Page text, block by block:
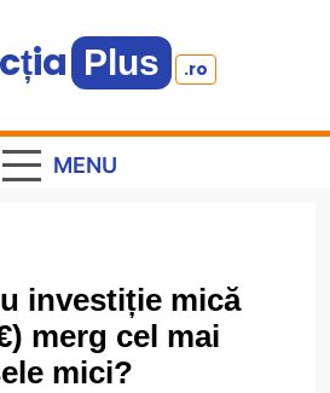
Plus .ro
MENU
investiție mică
merg cel mai
mici?